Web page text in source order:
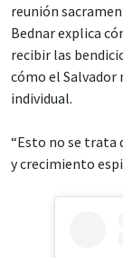
reunión
Bednar explica
recibir las
cómo el Salvador
individual.
“Esto no se trata
y crecimiento